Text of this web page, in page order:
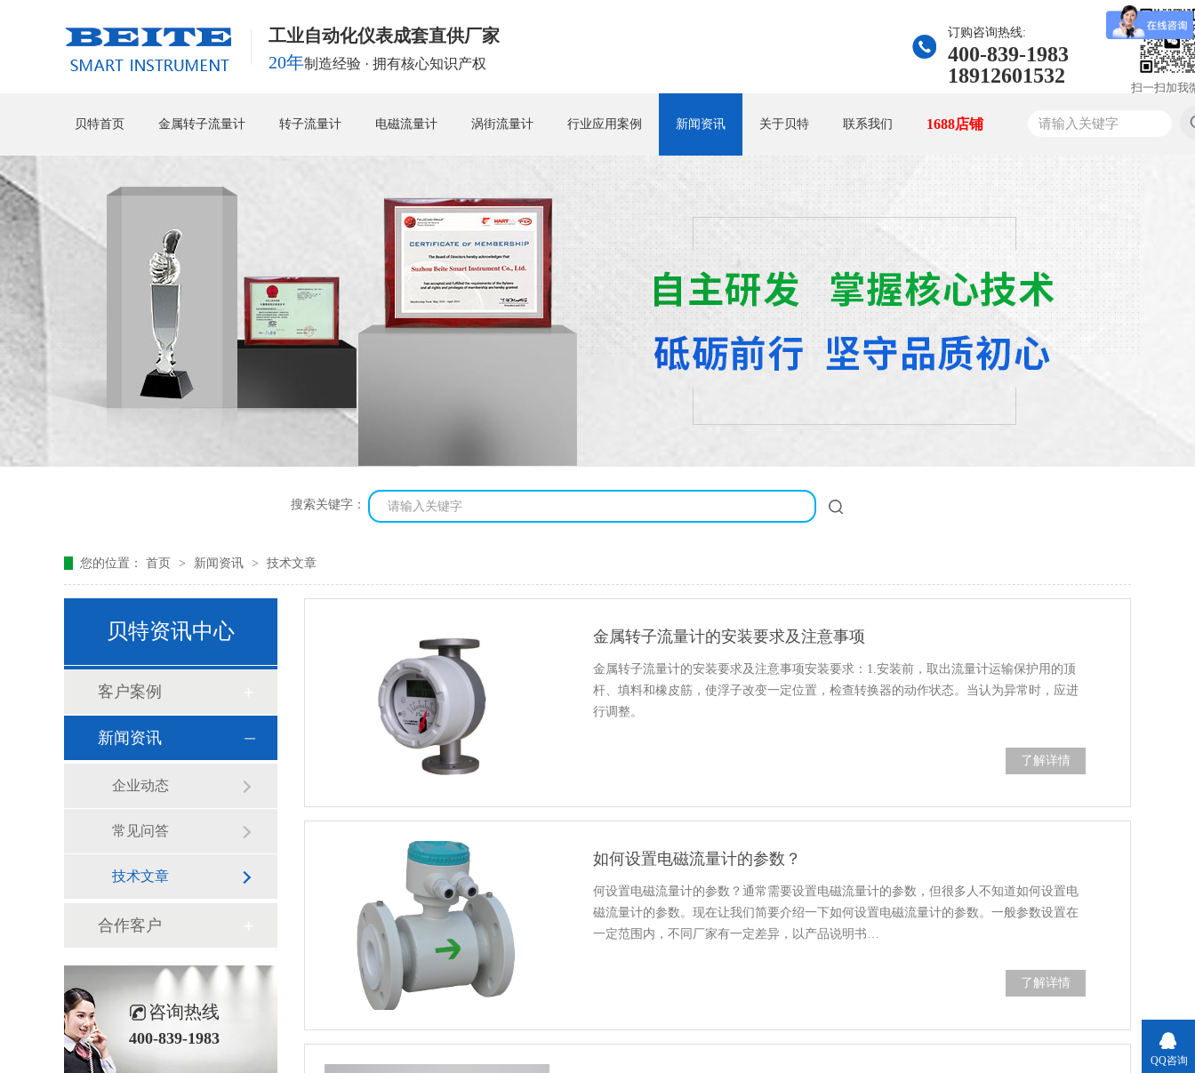
工业自动化仪表成套直供厂家
20年制造经验 · 拥有核心知识产权
扫一扫加我
订购咨询热线:
400-839-1983
18912601532
贝特首页 金属转子流量计 转子流量计 电磁流量计 涡街流量计 行业应用案例 新闻资讯 关于贝特 联系我们 1688店铺
搜索关键字：
您的位置： 首页 > 新闻资讯 > 技术文章
贝特资讯中心
客户案例
新闻资讯
企业动态
常见问答
技术文章
合作客户
咨询热线
400-839-1983
金属转子流量计的安装要求及注意事项
金属转子流量计的安装要求及注意事项安装要求：1.安装前，取出流量计运输保护用的顶
杆、填料和橡皮筋，使浮子改变一定位置，检查转换器的动作状态。当认为异常时，应进
行调整。
了解详情
如何设置电磁流量计的参数？
何设置电磁流量计的参数？通常需要设置电磁流量计的参数，但很多人不知道如何设置电
磁流量计的参数。现在让我们简要介绍一下如何设置电磁流量计的参数。一般参数设置在
一定范围内，不同厂家有一定差异，以产品说明书…
了解详情
QQ咨询